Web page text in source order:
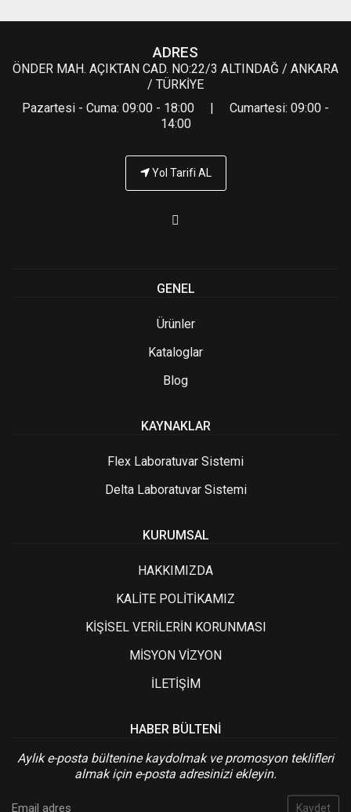
ADRES
ÖNDER MAH. AÇIKTAN CAD. NO:22/3 ALTINDAĞ / ANKARA
/ TÜRKİYE
Pazartesi - Cuma: 09:00 - 18:00 | Cumartesi: 09:00 -
14:00
Yol Tarifi AL
GENEL
Ürünler
Kataloglar
Blog
KAYNAKLAR
Flex Laboratuvar Sistemi
Delta Laboratuvar Sistemi
KURUMSAL
HAKKIMIZDA
KALİTE POLİTİKAMIZ
KİŞİSEL VERİLERİN KORUNMASI
MİSYON VİZYON
İLETİŞİM
HABER BÜLTENI
Aylık e-posta bültenine kaydolmak ve promosyon teklifleri
almak için e-posta adresinizi ekleyin.
Kaydet